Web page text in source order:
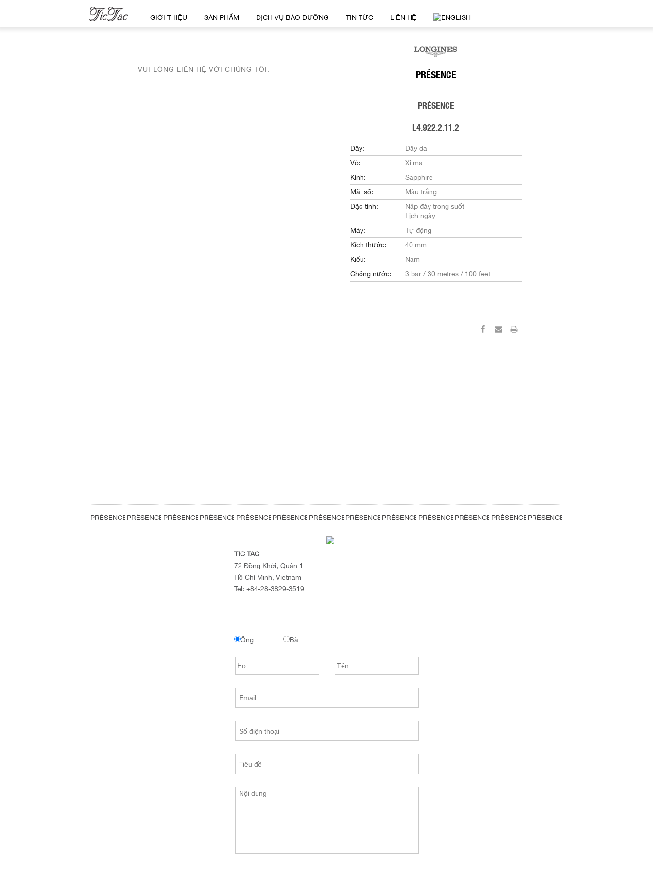
GIỚI THIỆU SẢN PHẨM DỊCH VỤ BẢO DƯỠNG TIN TỨC LIÊN HỆ
VUI LÒNG LIÊN HỆ VỚI CHÚNG TÔI. PRÉSENCE
PRÉSENCE
L4.922.2.11.2
Dây:
Dây da
Vỏ:
Xi mạ
Kính:
Sapphire
Mặt số:
Màu trắng
Đặc tính:
Nắp đáy trong suốt
Lịch ngày
Máy:
Tự động
Kích thước:
40 mm
Kiểu:
Nam
Chống nước:
3 bar / 30 metres / 100 feet
PRÉSENCE PRÉSENCE PRÉSENCE PRÉSENCE PRÉSENCE PRÉSENCE PRÉSENCE PRÉSENCE PRÉSENCE PRÉSENCE PRÉSENCE PRÉSENCE PRÉSENCE
TIC TAC
72 Đồng Khởi, Quận 1
Hồ Chí Minh, Vietnam
Tel: +84-28-3829-3519
Ông Bà